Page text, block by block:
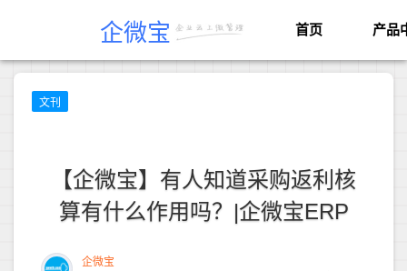
企微宝 首页 产品
文刊
【企微宝】有人知道采购返利核
算有什么作用吗？|企微宝ERP
企微宝